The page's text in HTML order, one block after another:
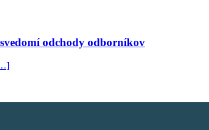
odchody odborníkov